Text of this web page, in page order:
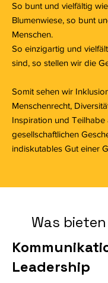
So bunt und vielfältig
Blumenwiese, so bunt
Menschen.
So einzigartig und
sind, so stellen wir die
Somit sehen wir
Menschenrecht,
Inspiration und Teilhabe
gesellschaftlichen
indiskutables Gut einer
Was
Leadership​​